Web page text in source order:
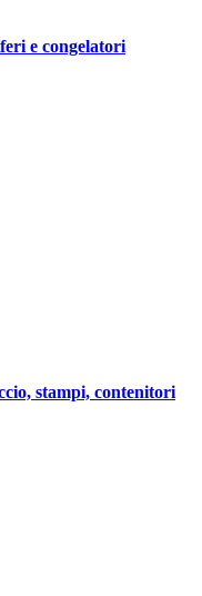
e congelatori
stampi, contenitori